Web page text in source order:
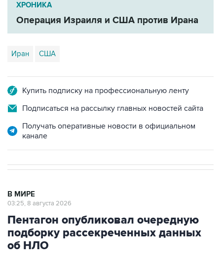
ХРОНИКА
Операция Израиля и США против Ирана
Иран США
Купить подписку на профессиональную ленту
Подписаться на рассылку главных новостей сайта
Получать оперативные новости в официальном
канале
В МИРЕ
03:25, 8 августа 2026
Пентагон опубликовал очередную
подборку рассекреченных данных
об НЛО